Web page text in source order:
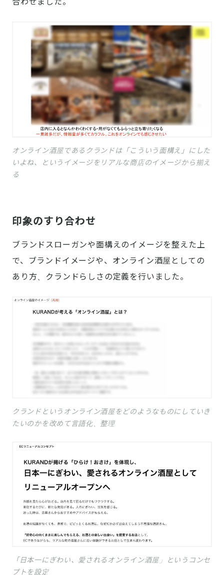
オンライン酒屋であるクランドは「こういう面構え」にした
いよね、というイメージをリアルな商店のイメージから揃え
る
印象のすり合わせ
ブランドスローガンや面構えのイメージを整えた上
で、ブランドイメージや、オンライン酒屋としての
あり方、クランドらしさの定義を行いました。
クランドというオンライン酒屋をどのようなものにしていき
たいのかを改めて言語化、整理
「日本一にぎわい、愛されるオンライン酒屋」というコンセ
プトを設定